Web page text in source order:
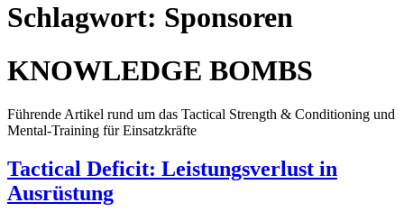
Schlagwort: Sponsoren
KNOWLEDGE BOMBS
Führende Artikel rund um das Tactical Strength & Conditioning und
Mental-Training für Einsatzkräfte
Tactical Deficit: Leistungsverlust in
Ausrüstung